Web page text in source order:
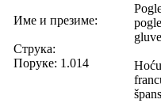
Име и презиме:
Струка:
Поруке: 1.014